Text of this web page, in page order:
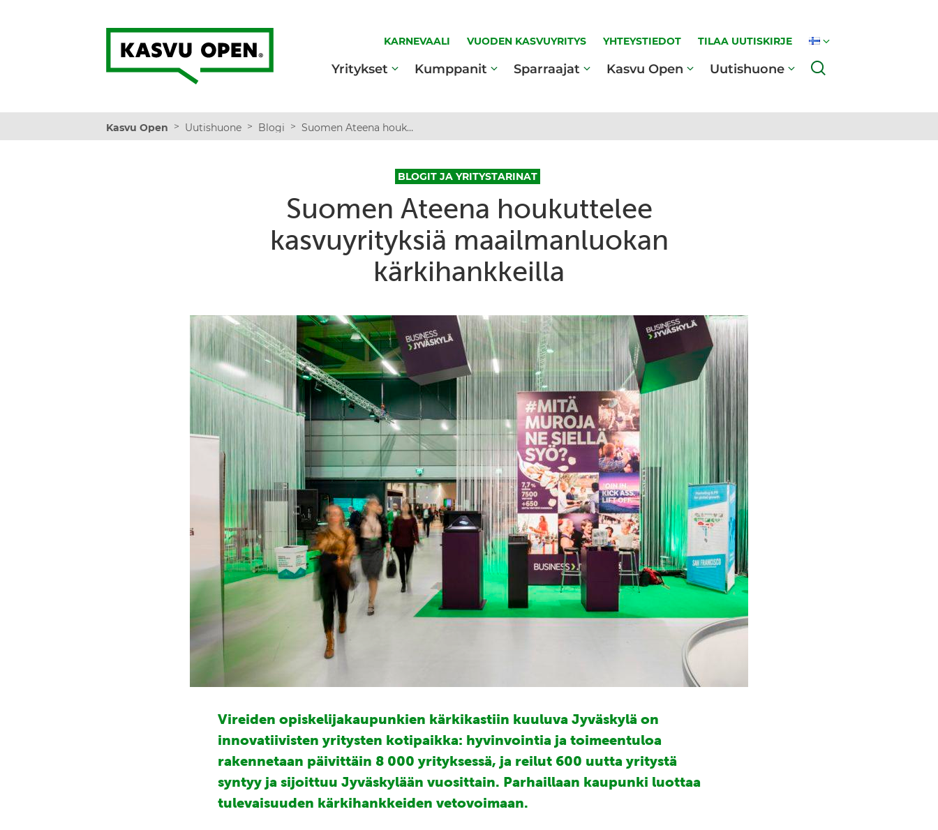
Kasvu Open
KARNEVAALI VUODEN KASVUYRITYS YHTEYSTIEDOT TILAA UUTISKIRJE
Yritykset Kumppanit Sparraajat Kasvu Open Uutishuone
Kasvu Open > Uutishuone > Blogi > Suomen Ateena houkuttelee kasvuyrityksiä maailmanluokan kärkihankkeilla
BLOGIT JA YRITYSTARINAT
Suomen Ateena houkuttelee
kasvuyrityksiä maailmanluokan
kärkihankkeilla
Vireiden opiskelijakaupunkien kärkikastiin kuuluva Jyväskylä on
innovatiivisten yritysten kotipaikka: hyvinvointia ja toimeentuloa
rakennetaan päivittäin 8 000 yrityksessä, ja reilut 600 uutta yritystä
syntyy ja sijoittuu Jyväskylään vuosittain. Parhaillaan kaupunki luottaa
tulevaisuuden kärkihankkeiden vetovoimaan.